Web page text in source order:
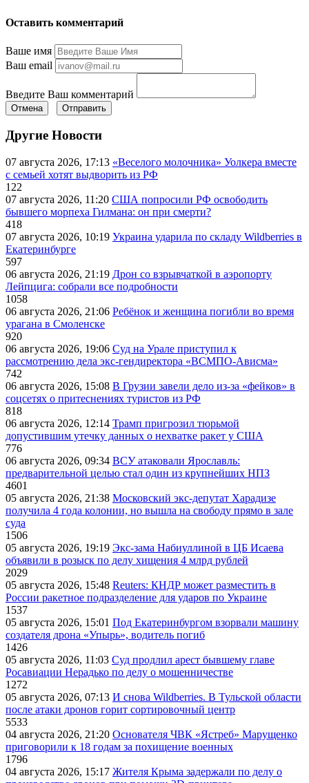
Оставить комментарий
Ваше имя
Ваш email
Введите Ваш комментарий
Отмена Отправить
Другие Новости
07 августа 2026, 17:13 «Веселого молочника» Уолкера вместе
с семьей хотят выдворить из РФ
122
07 августа 2026, 11:20 США попросили РФ освободить
бывшего морпеха Гилмана: он при смерти?
418
07 августа 2026, 10:19 Украина ударила по складу Wildberries в
Екатеринбурге
597
06 августа 2026, 21:19 Дрон со взрывчаткой в аэропорту
Лейпцига: собрали все подробности
1058
06 августа 2026, 21:06 Ребёнок и женщина погибли во время
урагана в Смоленске
920
06 августа 2026, 19:06 Суд на Урале приступил к
рассмотрению дела экс-гендиректора «ВСМПО-Ависма»
742
06 августа 2026, 15:08 В Грузии завели дело из-за «фейков» в
соцсетях о притеснениях туристов из РФ
818
06 августа 2026, 12:14 Трамп пригрозил тюрьмой
допустившим утечку данных о нехватке ракет у США
776
06 августа 2026, 09:34 ВСУ атаковали Ярославль:
предварительной целью стал один из крупнейших НПЗ
4601
05 августа 2026, 21:38 Московский экс-депутат Харадизе
получила 4 года колонии, но вышла на свободу прямо в зале
суда
1506
05 августа 2026, 19:19 Экс-зама Набиуллиной в ЦБ Исаева
объявили в розыск по делу хищения 4 млрд рублей
2029
05 августа 2026, 15:48 Reuters: КНДР может разместить в
России ракетное подразделение для ударов по Украине
1537
05 августа 2026, 15:01 Под Екатеринбургом взорвали машину
создателя дрона «Упырь», водитель погиб
1426
05 августа 2026, 11:03 Суд продлил арест бывшему главе
Росавиации Нерадько по делу о мошенничестве
1272
05 августа 2026, 07:13 И снова Wildberries. В Тульской области
после атаки дронов горит сортировочный центр
5533
04 августа 2026, 21:20 Основателя ЧВК «Ястреб» Марущенко
приговорили к 18 годам за похищение военных
1796
04 августа 2026, 15:17 Жителя Крыма задержали по делу о